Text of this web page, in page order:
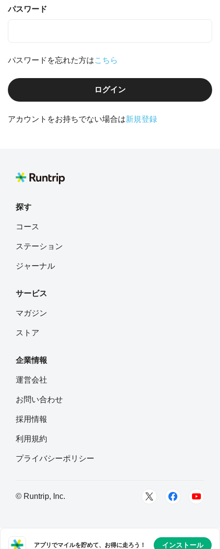
パスワード
パスワードを忘れた方はこちら
ログイン
アカウントをお持ちでない場合は新規登録
探す
コース
ステーション
ジャーナル
サービス
マガジン
ストア
企業情報
運営会社
お問い合わせ
採用情報
利用規約
プライバシーポリシー
© Runtrip, Inc.
アプリでマイルを貯めて、お得に走ろう！ インストール